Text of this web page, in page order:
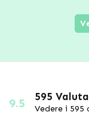
9.5 595
Vedere i 595